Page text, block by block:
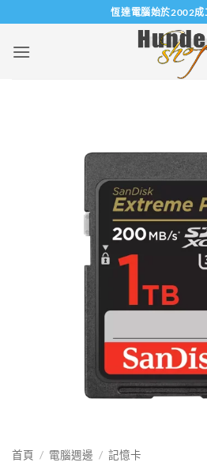
to
content
恆達電腦始於2002成
首頁 / 電腦週邊 / 記憶卡